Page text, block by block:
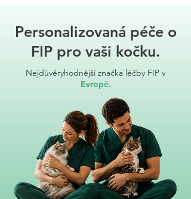
Personalizovaná péče o
FIP pro vaši kočku.
Nejdůvěryhodnější značka léčby FIP v
Evropě.